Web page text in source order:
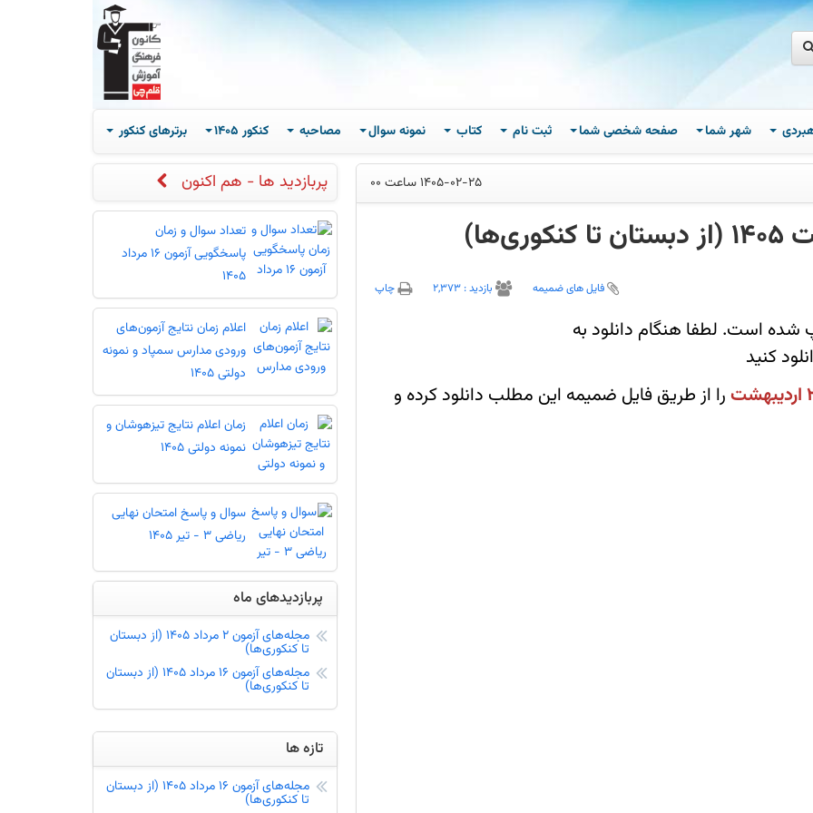
شهر شما صفحه شخصی شما ثبت نام کتاب نمونه سوال مصاحبه کنکور 1405 برترهای کنکور
1405-02-25 ساعت 00
فایل های ضمیمه بازديد : 2,373 چاپ
پایه چاپ شده است. لطفا هنگام دانلود به
کنید
را از طریق فایل ضمیمه این مطلب دانلود کرده و
پربازدید ها - هم اکنون
تعداد سوال و زمان
پاسخگویی آزمون 16 مرداد
1405
اعلام زمان نتایج آزمون‌های
ورودی مدارس سمپاد و نمونه
دولتی 1405
زمان اعلام نتایج تیزهوشان و
نمونه دولتی 1405
سوال و پاسخ امتحان نهایی
ریاضی 3 - تیر 1405
پربازدیدهای ماه
مجله‌های آزمون 2 مرداد 1405 (از دبستان
تا کنکوری‌ها)
مجله‌های آزمون 16 مرداد 1405 (از دبستان
تا کنکوری‌ها)
تازه ها
مجله‌های آزمون 16 مرداد 1405 (از دبستان
تا کنکوری‌ها)
محاسبه درصد - نحوه درصد گیری - درصد گرفتن از تست
صفحه شخصی کانونی ها - دریافت کارنامه - کارنامه آزمون
اعلام نتایج سمپاد پس از دریافت اطلاعات از آموزش و پرورش
نتایج آزمون‌های ورودی مدارس سمپاد و نمونه دولتی اوایل هفته